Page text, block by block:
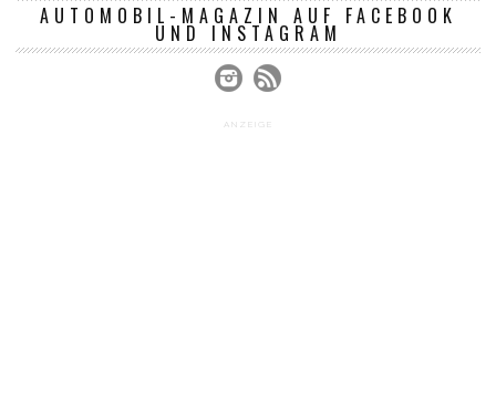
AUTOMOBIL-MAGAZIN AUF FACEBOOK
UND INSTAGRAM
ANZEIGE